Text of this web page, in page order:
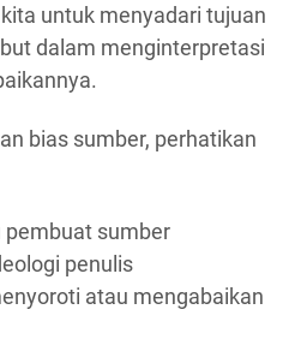
untuk menyadari tujuan
dalam menginterpretasi
bias sumber, perhatikan
pembuat sumber
penulis
atau mengabaikan